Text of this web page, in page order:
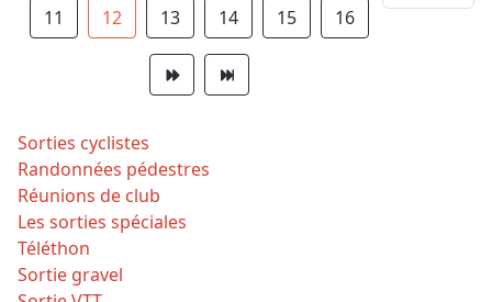
11 12 13 14 15 16
Sorties cyclistes
Randonnées pédestres
Réunions de club
Les sorties spéciales
Téléthon
Sortie gravel